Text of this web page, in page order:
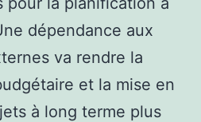
dépendance aux
va rendre la
et la mise en
à long terme plus